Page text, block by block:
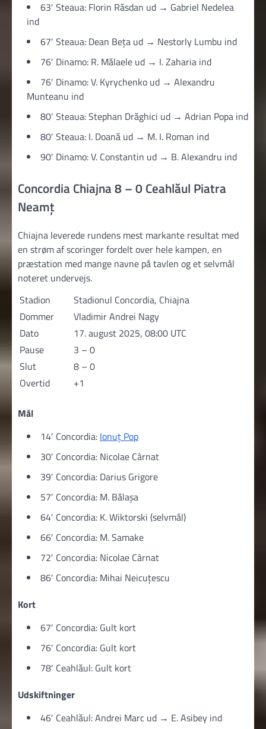
63′ Steaua: Florin Răsdan ud → Gabriel Nedelea
ind
67′ Steaua: Dean Beța ud → Nestorly Lumbu ind
76′ Dinamo: R. Mălaele ud → I. Zaharia ind
76′ Dinamo: V. Kyrychenko ud → Alexandru
Munteanu ind
80′ Steaua: Stephan Drăghici ud → Adrian Popa ind
80′ Steaua: I. Doană ud → M. I. Roman ind
90′ Dinamo: V. Constantin ud → B. Alexandru ind
Concordia Chiajna 8 – 0 Ceahlăul Piatra
Neamț
Chiajna leverede rundens mest markante resultat med
en strøm af scoringer fordelt over hele kampen, en
præstation med mange navne på tavlen og et selvmål
noteret undervejs.
Stadion
Stadionul Concordia, Chiajna
Dommer
Vladimir Andrei Nagy
Dato
17. august 2025, 08:00 UTC
Pause
3 – 0
Slut
8 – 0
Overtid
+1
Mål
14′ Concordia: Ionuț Pop
30′ Concordia: Nicolae Cârnat
39′ Concordia: Darius Grigore
57′ Concordia: M. Bălașa
64′ Concordia: K. Wiktorski (selvmål)
66′ Concordia: M. Samake
72′ Concordia: Nicolae Cârnat
86′ Concordia: Mihai Neicuțescu
Kort
67′ Concordia: Gult kort
76′ Concordia: Gult kort
78′ Ceahlăul: Gult kort
Udskiftninger
46′ Ceahlăul: Andrei Marc ud → E. Asibey ind